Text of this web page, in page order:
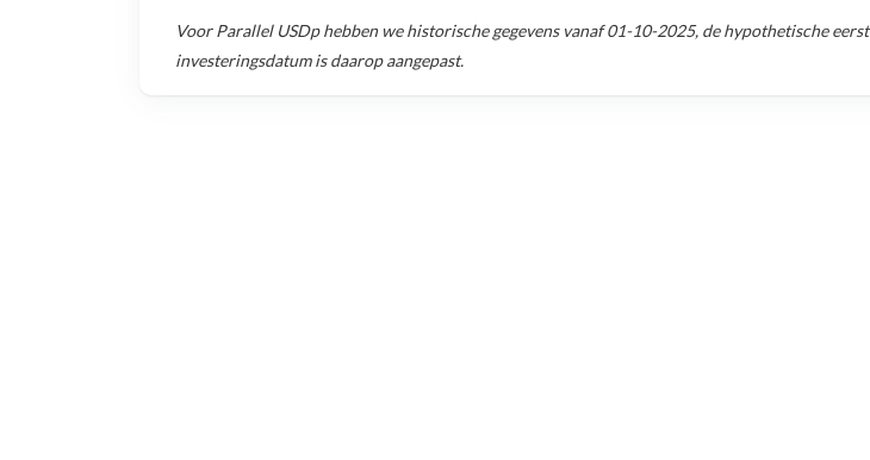
VoorParallel USDphebben we historische gegevens vanaf01-10-2025, de hypothetische eerst
investeringsdatum is daarop aangepast.